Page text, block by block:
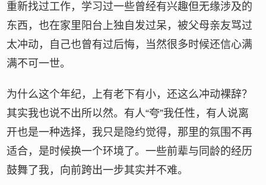
重新找过工作，学习过一些曾经有兴趣但无缘涉及的
东西，也在家里阳台上独自发过呆，被父母亲友骂过
太冲动，自己也曾有过后悔，当然很多时候还信心满
满不可一世。
为什么这个年纪，上有老下有小，还这么冲动裸辞？
其实我也说不出所以然。有人“夸”我任性，有人说离
开也是一种选择，我只是隐约觉得，那里的氛围不再
适合，是时候换一个环境了。一些前辈与同龄的经历
鼓舞了我，向前跨出一步其实并不难。